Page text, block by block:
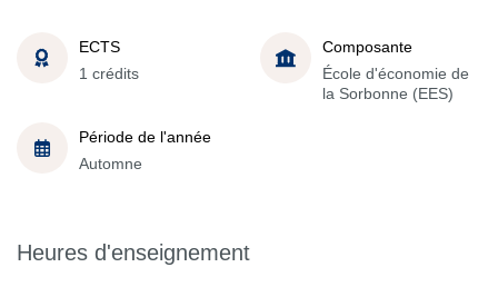
ECTS
1 crédits
Composante
École d'économie de
la Sorbonne (EES)
Période de l'année
Automne
Heures d'enseignement